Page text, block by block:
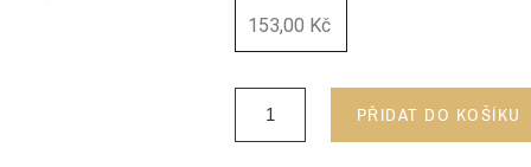
153,00 Kč
PŘIDAT DO KOŠÍKU